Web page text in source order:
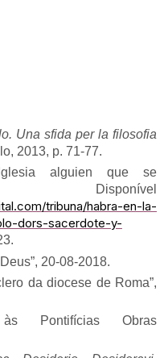
Una sfida per la filosofia
2013, p. 71-77.
alguien que se
Disponível
tribuna/habra-en-la-
dors-sacerdote-y-
20-08-2018.
da diocese de Roma”,
às Pontifícias Obras